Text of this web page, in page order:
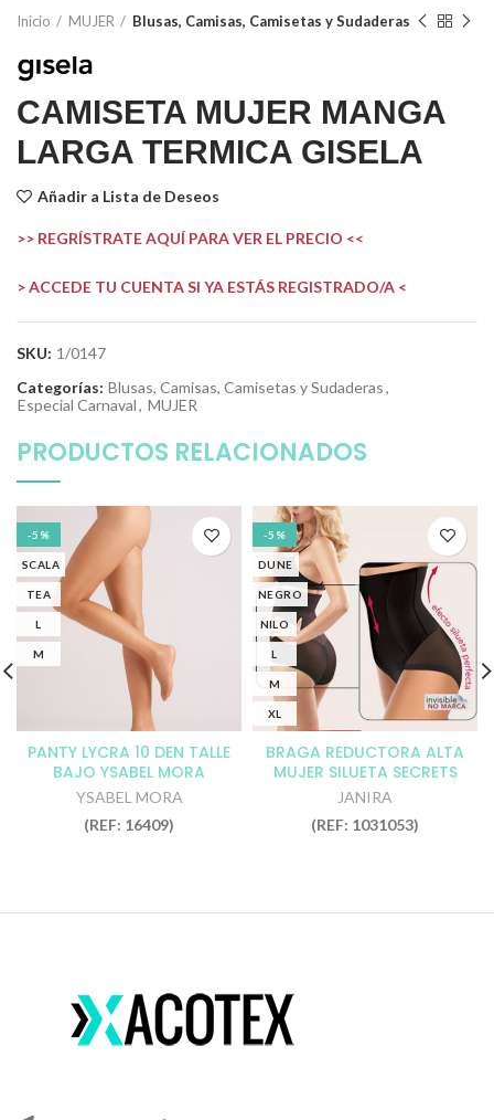
Inicio MUJER Blusas, Camisas, Camisetas y Sudaderas
CAMISETA MUJER MANGA
LARGA TERMICA GISELA
Añadir a Lista de Deseos
>> REGRÍSTRATE AQUÍ PARA VER EL PRECIO <<
> ACCEDE TU CUENTA SI YA ESTÁS REGISTRADO/A <
SKU: 1/0147
Categorías: Blusas, Camisas, Camisetas y Sudaderas,
Especial Carnaval, MUJER
PRODUCTOS RELACIONADOS
-5%
SCALA
TEA
L
M
PANTY LYCRA 10 DEN TALLE
BAJO YSABEL MORA
YSABEL MORA
(REF: 16409)
-5%
DUNE
NEGRO
NILO
L
M
XL
BRAGA REDUCTORA ALTA
MUJER SILUETA SECRETS
JANIRA
JANIRA
(REF: 1031053)